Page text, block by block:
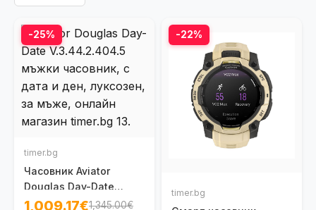
-25%
timer.bg
Часовник Aviator
Douglas Day-Date
V.3.44.2.404.5
1,009.17€1,345.00€
-22%
timer.bg